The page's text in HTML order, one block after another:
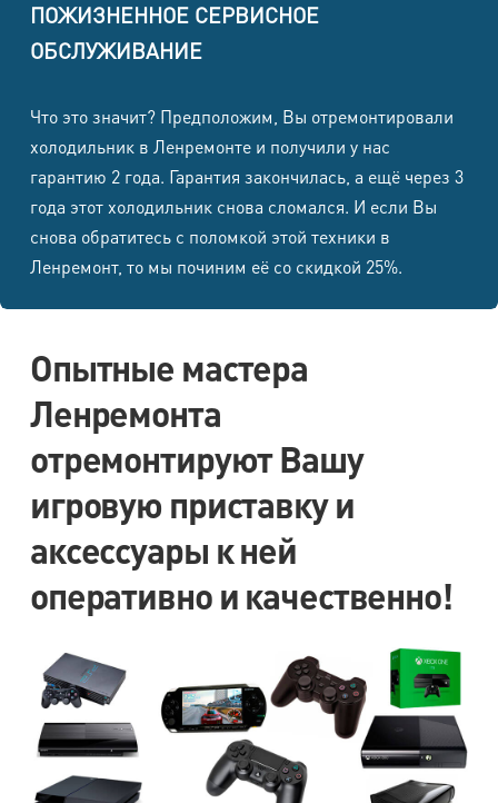
ПОЖИЗНЕННОЕ СЕРВИСНОЕ
ОБСЛУЖИВАНИЕ
Что это значит? Предположим, Вы отремонтировали
холодильник в Ленремонте и получили у нас
гарантию 2 года. Гарантия закончилась, а ещё через 3
года этот холодильник снова сломался. И если Вы
снова обратитесь с поломкой этой техники в
Ленремонт, то мы починим её со скидкой 25%.
Опытные мастера
Ленремонта
отремонтируют Вашу
игровую приставку и
аксессуары к ней
оперативно и качественно!